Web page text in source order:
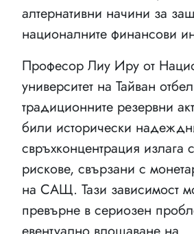
алтернативни начини за
националните финансови
Професор Лиу Иру от
университет на Тайван
традиционните резервни
били исторически
свръхконцентрация излага
рискове, свързани с
на САЩ. Тази зависимост
превърне в сериозен